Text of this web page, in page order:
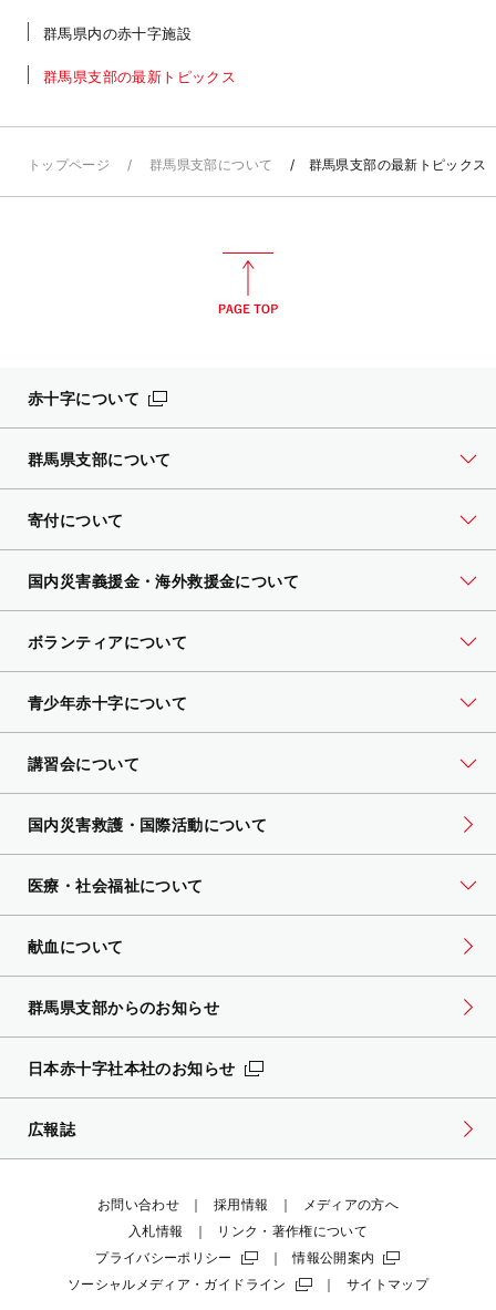
群馬県内の赤十字施設
群馬県支部の最新トピックス
トップページ 群馬県支部について 群馬県支部の最新トピックス
赤十字について
群馬県支部について
寄付について
国内災害義援金・海外救援金について
ボランティアについて
青少年赤十字について
講習会について
国内災害救護・国際活動について
医療・社会福祉について
献血について
群馬県支部からのお知らせ
日本赤十字社本社のお知らせ
広報誌
お問い合わせ 採用情報
メディアの方へ
入札情報
リンク・著作権について
プライバシーポリシー
情報公開案内
ソーシャルメディア・ガイドライン
サイトマップ